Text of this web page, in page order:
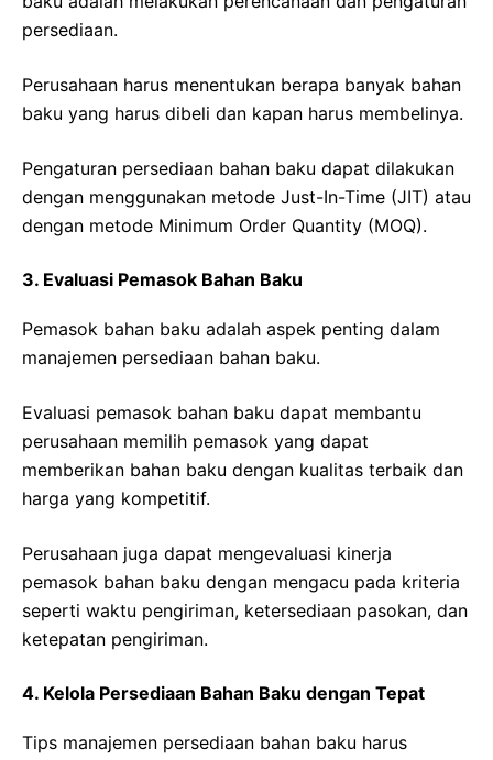
persediaan.
Perusahaan harus menentukan berapa banyak bahan
baku yang harus dibeli dan kapan harus membelinya.
Pengaturan persediaan bahan baku dapat dilakukan
dengan menggunakan metode Just-In-Time (JIT) atau
dengan metode Minimum Order Quantity (MOQ).
3. Evaluasi Pemasok Bahan Baku
Pemasok bahan baku adalah aspek penting dalam
manajemen persediaan bahan baku.
Evaluasi pemasok bahan baku dapat membantu
perusahaan memilih pemasok yang dapat
memberikan bahan baku dengan kualitas terbaik dan
harga yang kompetitif.
Perusahaan juga dapat mengevaluasi kinerja
pemasok bahan baku dengan mengacu pada kriteria
seperti waktu pengiriman, ketersediaan pasokan, dan
ketepatan pengiriman.
4. Kelola Persediaan Bahan Baku dengan Tepat
Tips manajemen persediaan bahan baku harus